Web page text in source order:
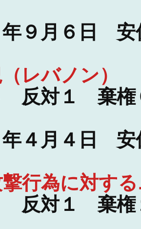
年９月６日
レバノン）
反対１ 棄権
年４月４日
行為に対す
反対１ 棄権